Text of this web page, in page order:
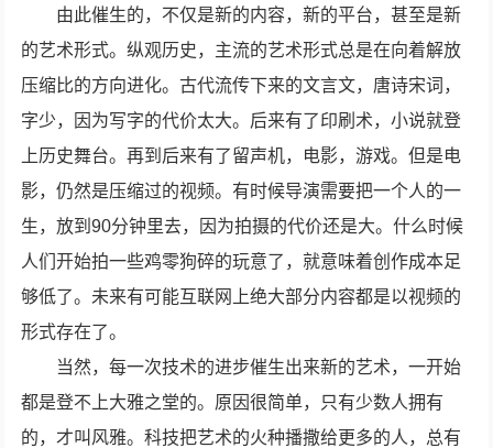
由此催生的，不仅是新的内容，新的平台，甚至是新
的艺术形式。纵观历史，主流的艺术形式总是在向着解放
压缩比的方向进化。古代流传下来的文言文，唐诗宋词，
字少，因为写字的代价太大。后来有了印刷术，小说就登
上历史舞台。再到后来有了留声机，电影，游戏。但是电
影，仍然是压缩过的视频。有时候导演需要把一个人的一
生，放到90分钟里去，因为拍摄的代价还是大。什么时候
人们开始拍一些鸡零狗碎的玩意了，就意味着创作成本足
够低了。未来有可能互联网上绝大部分内容都是以视频的
形式存在了。
当然，每一次技术的进步催生出来新的艺术，一开始
都是登不上大雅之堂的。原因很简单，只有少数人拥有
的，才叫风雅。科技把艺术的火种播撒给更多的人，总有